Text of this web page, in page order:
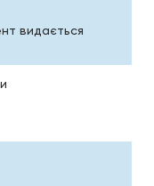
видається